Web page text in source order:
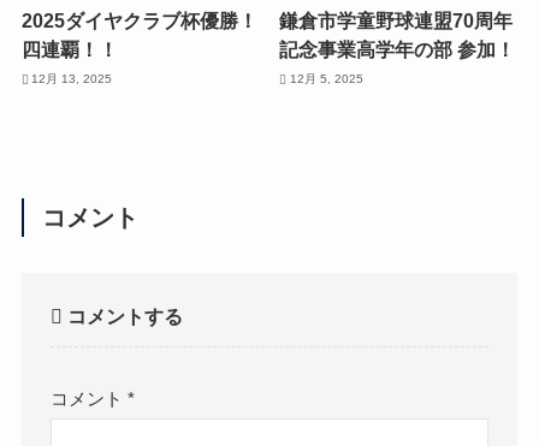
2025ダイヤクラブ杯優勝！
四連覇！！
12月 13, 2025
鎌倉市学童野球連盟70周年
記念事業高学年の部 参加！
12月 5, 2025
コメント
コメントする
コメント*